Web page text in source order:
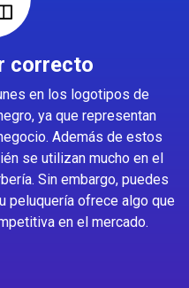
correcto
en los logotipos de
ya que representan
Además de estos
se utilizan mucho en el
Sin embargo, puedes
peluquería ofrece algo que
en el mercado.